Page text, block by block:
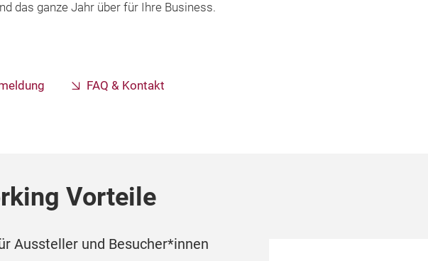
das ganze Jahr über für Ihre Business.
FAQ & Kontakt
Vorteile
Aussteller und Besucher*innen